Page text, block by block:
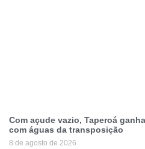
Com açude vazio, Taperoá
com águas da transposição
8 de agosto de 2026